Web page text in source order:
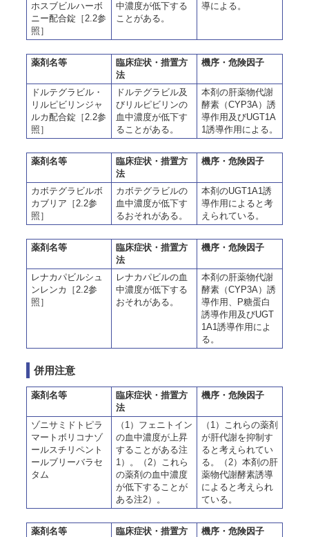
ホスブビルハーボ
ニー配合錠［2.2参
照］
中濃度が低下する
ことがある。
導による。
薬剤名等
臨床症状・措置方
法
機序・危険因子
ドルテグラビル・
リルピビリンジャ
ルカ配合錠［2.2参
照］
ドルテグラビル及
びリルピビリンの
血中濃度が低下す
ることがある。
本剤の肝薬物代謝
酵素（CYP3A）誘
導作用及びUGT1A
1誘導作用による。
薬剤名等
臨床症状・措置方
法
機序・危険因子
カボテグラビルボ
カブリア［2.2参
照］
カボテグラビルの
血中濃度が低下す
るおそれがある。
本剤のUGT1A1誘
導作用によると考
えられている。
薬剤名等
臨床症状・措置方
法
機序・危険因子
レナカパビルシュ
ンレンカ［2.2参
照］
レナカパビルの血
中濃度が低下する
おそれがある。
本剤の肝薬物代謝
酵素（CYP3A）誘
導作用、P糖蛋白
誘導作用及びUGT
1A1誘導作用によ
る。
併用注意
薬剤名等
臨床症状・措置方
法
機序・危険因子
ゾニサミドトピラ
マートボリコナゾ
ールスチリペント
ールブリーバラセ
タム
（1）フェニトイン
の血中濃度が上昇
することがある注
1）。（2）これら
の薬剤の血中濃度
が低下することが
ある注2）。
（1）これらの薬剤
が肝代謝を抑制す
ると考えられてい
る。（2）本剤の肝
薬物代謝酵素誘導
によると考えられ
ている。
薬剤名等
臨床症状・措置方
機序・危険因子